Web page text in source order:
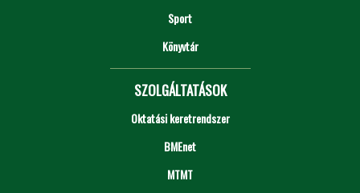
Sport
Könyvtár
SZOLGÁLTATÁSOK
Oktatási keretrendszer
BMEnet
MTMT